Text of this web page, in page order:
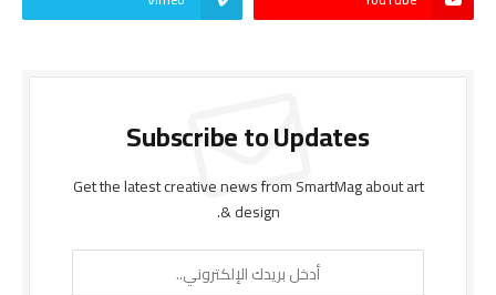
Subscribe to Updates
Get the latest creative news from SmartMag about art
& design.